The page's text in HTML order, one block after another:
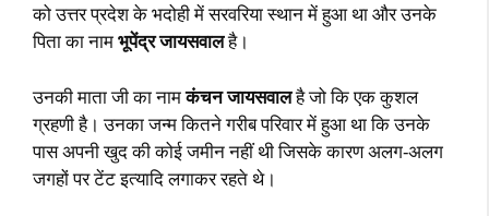
को उत्तर प्रदेश के भदोही में सरवरिया स्थान में हुआ था और उनके
पिता का नामभूपेंद्र जायसवालहै।
उनकी माता जी का नामकंचन जायसवालहै जो कि एक कुशल
ग्रहणी है। उनका जन्म कितने गरीब परिवार में हुआ था कि उनके
पास अपनी खुद की कोई जमीन नहीं थी जिसके कारण अलग-अलग
जगहों पर टेंट इत्यादि लगाकर रहते थे।